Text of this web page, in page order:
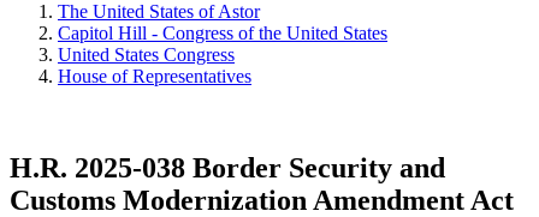
The United States of Astor
Capitol Hill - Congress of the United States
United States Congress
House of Representatives
H.R. 2025-038 Border Security and
Customs Modernization Amendment Act